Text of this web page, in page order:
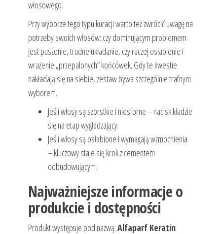
włosowego.
Przy wyborze tego typu kuracji warto też zwrócić uwagę na
potrzeby swoich włosów: czy dominującym problemem
jest puszenie, trudne układanie, czy raczej osłabienie i
wrażenie „przepalonych” końcówek. Gdy te kwestie
nakładają się na siebie, zestaw bywa szczególnie trafnym
wyborem.
Jeśli włosy są szorstkie i niesforne – nacisk kładzie
się na etap wygładzający.
Jeśli włosy są osłabione i wymagają wzmocnienia
– kluczowy staje się krok z cementem
odbudowującym.
Najważniejsze informacje o
produkcie i dostępności
Produkt występuje pod nazwą:Alfaparf Keratin